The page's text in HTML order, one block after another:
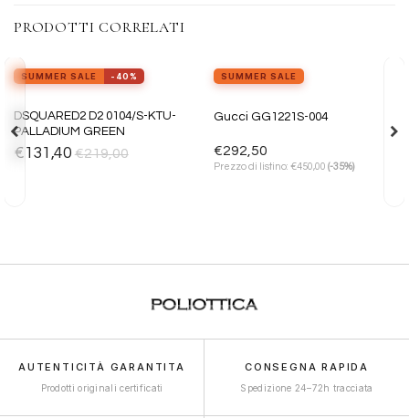
PRODOTTI CORRELATI
Aggiungi
alla lista
SUMMER SALE -40%
DSQUARED2 D2 0104/S-KTU-
PALLADIUM GREEN
€131,40 €219,00
SUMMER SALE
Gucci GG1221S-004
€292,50
Prezzo di listino: €450,00 (-35%)
AUTENTICITÀ GARANTITA
Prodotti originali certificati
CONSEGNA RAPIDA
Spedizione 24–72h tracciata